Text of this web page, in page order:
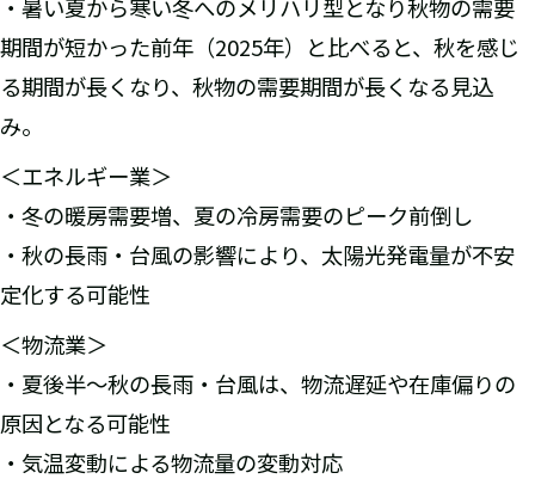
・暑い夏から寒い冬へのメリハリ型となり秋物の需要
期間が短かった前年（2025年）と比べると、秋を感じ
る期間が長くなり、秋物の需要期間が長くなる見込
み。
＜エネルギー業＞
・冬の暖房需要増、夏の冷房需要のピーク前倒し
・秋の長雨・台風の影響により、太陽光発電量が不安
定化する可能性
＜物流業＞
・夏後半〜秋の長雨・台風は、物流遅延や在庫偏りの
原因となる可能性
・気温変動による物流量の変動対応